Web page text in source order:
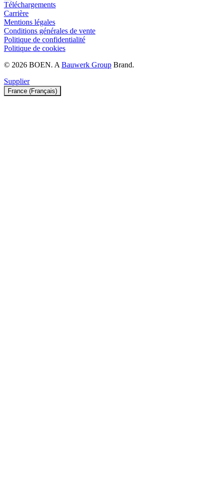
Téléchargements
Carrière
Mentions légales
Conditions générales de vente
Politique de confidentialité
Politique de cookies
© 2026 BOEN. ABauwerk Group Brand.
Supplier
France (Français)